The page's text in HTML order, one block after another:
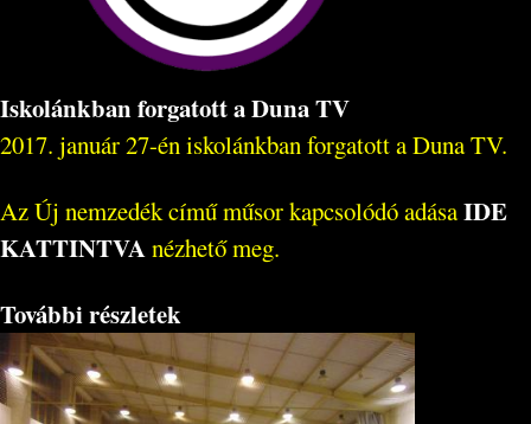
Iskolánkban forgatott a Duna TV
2017. január 27-én iskolánkban forgatott a Duna TV.
Az Új nemzedék című műsor kapcsolódó adásaIDE
KATTINTVAnézhető meg.
További részletek